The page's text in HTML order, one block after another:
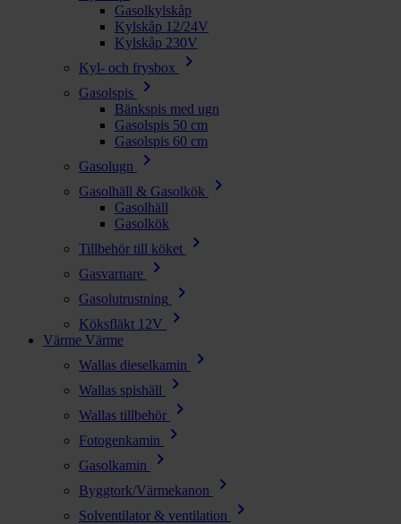
Gasolkylskåp
Kylskåp 12/24V
Kylskåp 230V
Kyl- och frysbox
chevron_right
Gasolspis chevron_right
Bänkspis med ugn
Gasolspis 50 cm
Gasolspis 60 cm
Gasolugn
chevron_right
Gasolhäll & Gasolkök chevron_right
Gasolhäll
Gasolkök
Tillbehör till köket
chevron_right
Gasvarnare chevron_right
Gasolutrustning chevron_right
Köksfläkt 12V chevron_right
Värme Värme
Wallas dieselkamin
chevron_right
Wallas spishäll chevron_right
Wallas tillbehör chevron_right
Fotogenkamin chevron_right
Gasolkamin chevron_right
Byggtork/Värmekanon chevron_right
Solventilator & ventilation chevron_right